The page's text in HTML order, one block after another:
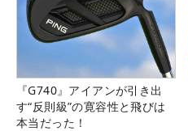
『G740』アイアンが引き出
す“反則級”の寛容性と飛びは
本当だった！